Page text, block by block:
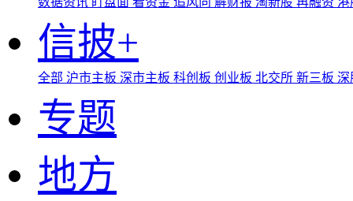
信披+
全部 沪市主板 深市主板 科创板 创业板 北交所 新三板
专题
地方